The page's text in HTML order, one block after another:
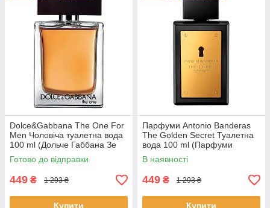
Dolce&Gabbana The One For
Men Чоловіча туалетна вода
100 ml (Дольче Габбана Зе
Ван Фо Мен) Чоловічі
парфуми
Готово до відправки
449 ₴ 1 293 ₴
Купити
Парфуми Antonio Banderas
The Golden Secret Туалетна
вода 100 ml (Парфуми
Антоніо Бандерас Голден
Сікрет Чоловічі)
В наявності
449 ₴ 1 293 ₴
Купити